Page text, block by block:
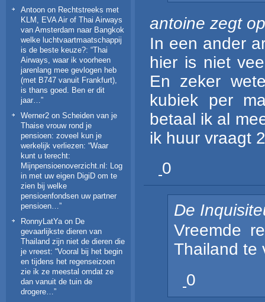
Antoon on Rechtstreeks met
KLM, EVA Air of Thai Airways
van Amsterdam naar Bangkok
welke luchtvaartmaatschappij
is de beste keuze?: “Thai
Airways, waar ik voorheen
jarenlang mee gevlogen heb
(met B747 vanuit Frankfurt),
is thans goed. Ben er dit
jaar…”
Werner2 on Scheiden van je
Thaise vrouw rond je
pensioen: zoveel kun je
werkelijk verliezen: “Waar
kunt u terecht:
Mijnpensioenoverzicht.nl: Log
in met uw eigen DigiD om te
zien bij welke
pensioenfondsen uw partner
pensioen…”
RonnyLatYaon De
gevaarlijkste dieren van
Thailand zijn niet de dieren die
je vreest: “Vooral bij het begin
en tijdens het regenseizoen
zie ik ze meestal omdat ze
dan vanuit de tuin de
drogere…”
antoine zegt op
In een ander
hier is niet
En zeker
kubiek per
betaal ik al
ik huur vraagt
0
De
Vreemde
Thailand
0